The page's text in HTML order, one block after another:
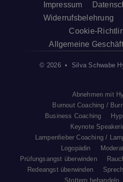
Impressum
Widerrufsbelehrung
Cookie-
Allgemeine
© 2026 • Silva Schwabe
Abnehmen mit
Burnout Coaching /
Business Coaching
Keynote
Lampenfieber Coaching /
Logopädin
Prüfungsangst überwinden
Redeangst überwinden
Stottern behandeln